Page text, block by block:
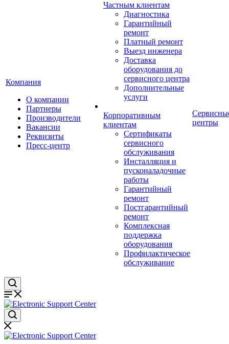
Компания
О компании
Партнеры
Производители
Вакансии
Реквизиты
Пресс-центр
Частным клиентам
Диагностика
Гарантийный
ремонт
Платный ремонт
Выезд инженера
Доставка
оборудования до
сервисного центра
Дополнительные
услуги
Корпоративным
клиентам
Сертификаты
сервисного
обслуживания
Инсталляция и
пусконаладочные
работы
Гарантийный
ремонт
Постгарантийный
ремонт
Комплексная
поддержка
оборудования
Профилактическое
обслуживание
центры